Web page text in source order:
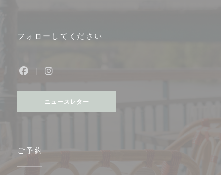
フォローしてください
ニュースレター
ご予約